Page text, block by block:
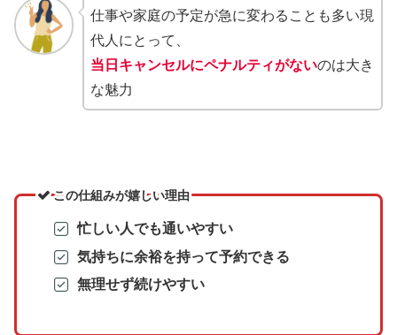
仕事や家庭の予定が急に変わることも多い現
代人にとって、
当日キャンセルにペナルティがないのは大き
な魅力
この仕組みが嬉しい理由
忙しい人でも通いやすい
気持ちに余裕を持って予約できる
無理せず続けやすい